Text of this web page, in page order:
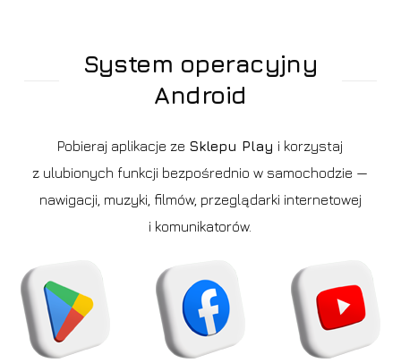
System operacyjny
Android
Pobieraj aplikacje ze Sklepu Play i korzystaj
z ulubionych funkcji bezpośrednio w samochodzie —
nawigacji, muzyki, filmów, przeglądarki internetowej
i komunikatorów.